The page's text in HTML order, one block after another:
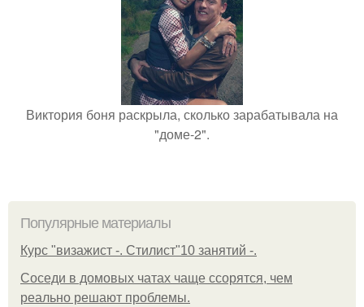
Виктория боня раскрыла, сколько зарабатывала на
"доме-2".
Популярные материалы
Курс "визажист -. Стилист"10 занятий -.
Соседи в домовых чатах чаще ссорятся, чем
реально решают проблемы.